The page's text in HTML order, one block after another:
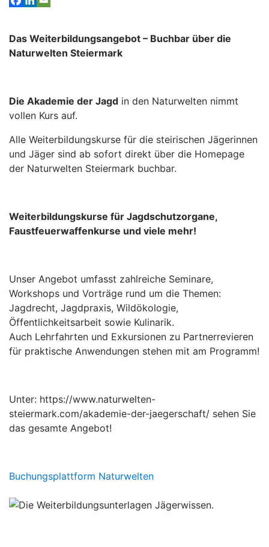
Das Weiterbildungsangebot – Buchbar über die
Naturwelten Steiermark
Die Akademie der Jagd in den Naturwelten nimmt
vollen Kurs auf.
Alle Weiterbildungskurse für die steirischen Jägerinnen
und Jäger sind ab sofort direkt über die Homepage
der Naturwelten Steiermark buchbar.
Weiterbildungskurse für Jagdschutzorgane,
Faustfeuerwaffenkurse und viele mehr!
Unser Angebot umfasst zahlreiche Seminare,
Workshops und Vorträge rund um die Themen:
Jagdrecht, Jagdpraxis, Wildökologie,
Öffentlichkeitsarbeit sowie Kulinarik.
Auch Lehrfahrten und Exkursionen zu Partnerrevieren
für praktische Anwendungen stehen mit am Programm!
Unter: https://www.naturwelten-
steiermark.com/akademie-der-jaegerschaft/ sehen Sie
das gesamte Angebot!
Buchungsplattform Naturwelten